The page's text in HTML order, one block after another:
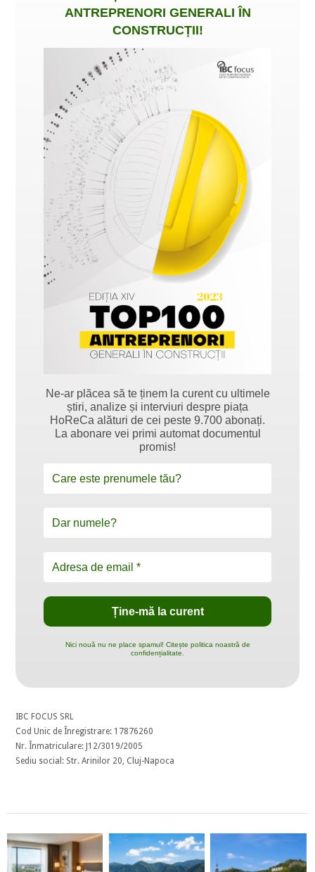
ANTREPRENORI GENERALI ÎN
CONSTRUCȚII!
Ne-ar plăcea să te ținem la curent cu ultimele
știri, analize și interviuri despre piața
HoReCa alături de cei peste 9.700 abonați.
La abonare vei primi automat documentul
promis!
Nici nouă nu ne place spamul! Citește politica noastră de
confidențialitate.
IBC FOCUS SRL
Cod Unic de Înregistrare: 17876260
Nr. Înmatriculare: J12/3019/2005
Sediu social: Str. Arinilor 20, Cluj-Napoca